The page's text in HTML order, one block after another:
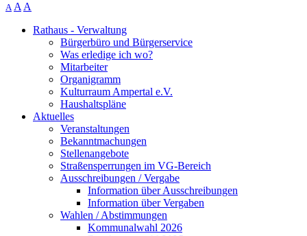
A A A
Rathaus - Verwaltung
Bürgerbüro und Bürgerservice
Was erledige ich wo?
Mitarbeiter
Organigramm
Kulturraum Ampertal e.V.
Haushaltspläne
Aktuelles
Veranstaltungen
Bekanntmachungen
Stellenangebote
Straßensperrungen im VG-Bereich
Ausschreibungen / Vergabe
Information über Ausschreibungen
Information über Vergaben
Wahlen / Abstimmungen
Kommunalwahl 2026